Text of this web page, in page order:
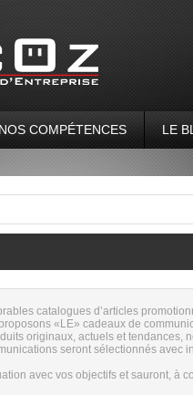
NOS COMPÉTENCES LE
catalogues d’articles
«LE» cadeaux de
originaux, actuels et tendances,
seront sélectionnés avec
avec vos objectifs et sauront, à